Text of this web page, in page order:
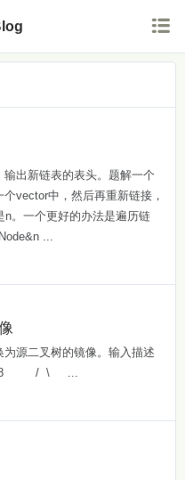

出新链表的表头。题解一个
vector中，然后再重新链接，
。一个更好的办法是遍历链
...
源二叉树的镜像。输入描述
树 8 / \ ...